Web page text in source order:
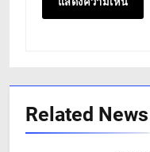
Related News